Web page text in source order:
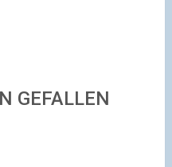
GEFALLEN